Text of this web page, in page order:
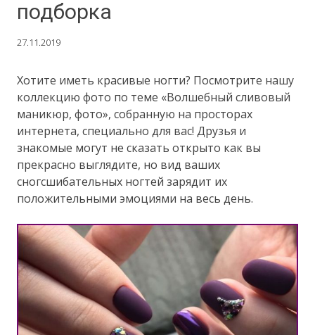
подборка
27.11.2019
Хотите иметь красивые ногти? Посмотрите нашу
коллекцию фото по теме «Волшебный сливовый
маникюр, фото», собранную на просторах
интернета, специально для вас! Друзья и
знакомые могут не сказать открыто как вы
прекрасно выглядите, но вид ваших
сногсшибательных ногтей зарядит их
положительными эмоциями на весь день.